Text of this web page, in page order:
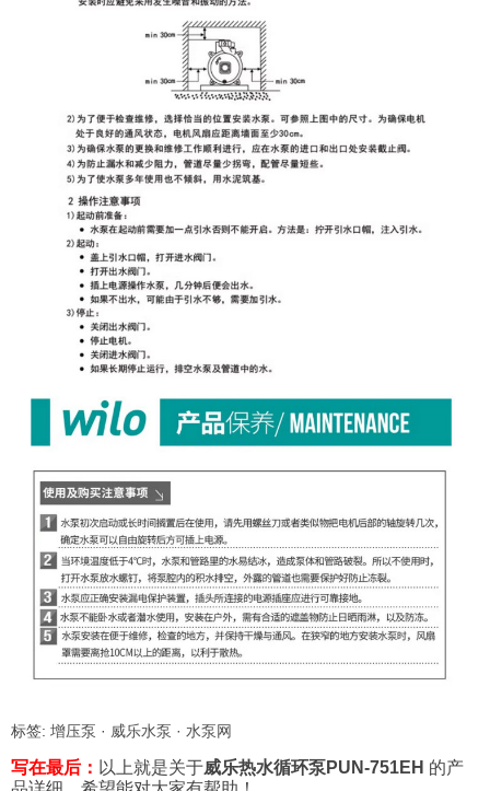
标签: 增压泵 · 威乐水泵 · 水泵网
写在最后： 以上就是关于威乐热水循环泵PUN-751EH 的产